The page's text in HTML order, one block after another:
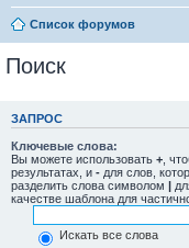
Список форумов
Поиск
ЗАПРОС
Ключевые слова:
Вы можете использовать + ,
результатах, и - для слов,
разделить слова символом |
качестве шаблона для
Искать все слова